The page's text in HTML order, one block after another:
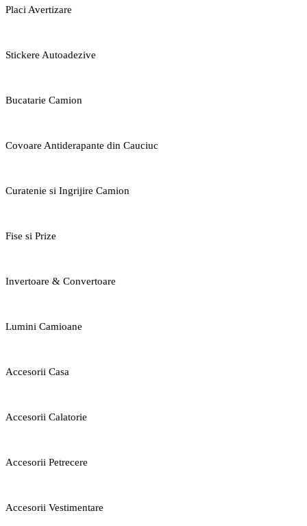
Placi Avertizare
Stickere Autoadezive
Bucatarie Camion
Covoare Antiderapante din Cauciuc
Curatenie si Ingrijire Camion
Fise si Prize
Invertoare & Convertoare
Lumini Camioane
Accesorii Casa
Accesorii Calatorie
Accesorii Petrecere
Accesorii Vestimentare